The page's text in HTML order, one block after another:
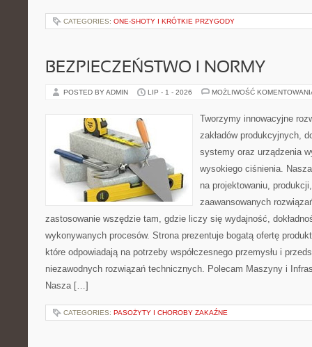
CATEGORIES: ONE-SHOTY I KRÓTKIE PRZYGODY
BEZPIECZEŃSTWO I NORMY
POSTED BY ADMIN LIP - 1 - 2026 MOŻLIWOŚĆ
Tworzymy innowacyjne
zakładów produkcyjnych,
systemy oraz urządzenia
wysokiego ciśnienia.
na projektowaniu,
zaawansowanych
zastosowanie wszędzie tam, gdzie liczy się wydajność,
wykonywanych procesów. Strona prezentuje bogatą ofertę
które odpowiadają na potrzeby współczesnego przemysłu i
niezawodnych rozwiązań technicznych. Polecam Maszyny i
Nasza […]
CATEGORIES: PASOŻYTY I CHOROBY ZAKAŹNE